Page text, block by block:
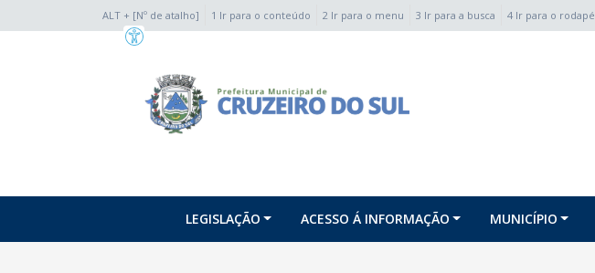
ALT + [Nº de atalho] 1 Ir para o conteúdo 2 Ir para o menu 3 Ir para a busca 4 Ir para o rodapé
LEGISLAÇÃO ACESSO Á INFORMAÇÃO MUNICÍPIO